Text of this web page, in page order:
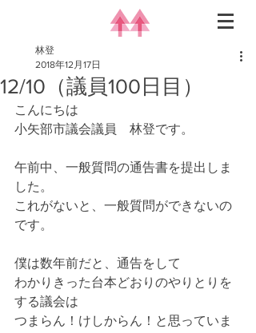
12/10（議員100日目）
林登
2018年12月17日
こんにちは
小矢部市議会議員　林登です。
午前中、一般質問の通告書を提出しま
した。
これがないと、一般質問ができないの
です。
僕は数年前だと、通告をして
わかりきった台本どおりのやりとりを
する議会は
つまらん！けしからん！と思っていま